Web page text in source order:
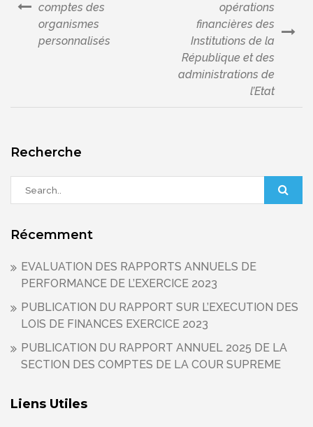
de
l’article
comptes des
organismes
personnalisés
opérations
financières des
Institutions de la
République et des
administrations de
l’Etat
Recherche
Récemment
EVALUATION DES RAPPORTS ANNUELS DE
PERFORMANCE DE L’EXERCICE 2023
PUBLICATION DU RAPPORT SUR L’EXECUTION DES
LOIS DE FINANCES EXERCICE 2023
PUBLICATION DU RAPPORT ANNUEL 2025 DE LA
SECTION DES COMPTES DE LA COUR SUPREME
Liens Utiles